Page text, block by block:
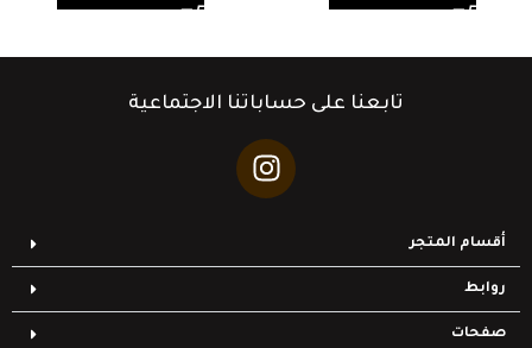
تابعنا على حساباتنا الاجتماعية
أقسام المتجر
روابط
صفحات